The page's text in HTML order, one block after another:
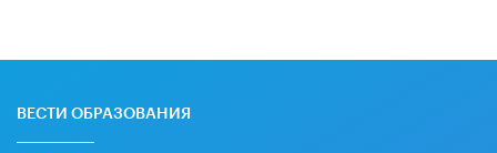
ВЕСТИ ОБРАЗОВАНИЯ